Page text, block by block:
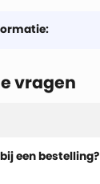
vragen
een bestelling?